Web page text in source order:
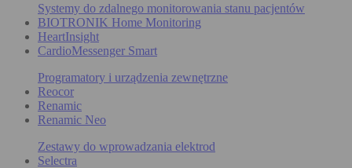
Systemy do zdalnego monitorowania stanu pacjentów
BIOTRONIK Home Monitoring
HeartInsight
CardioMessenger Smart
Programatory i urządzenia zewnętrzne
Reocor
Renamic
Renamic Neo
Zestawy do wprowadzania elektrod
Selectra